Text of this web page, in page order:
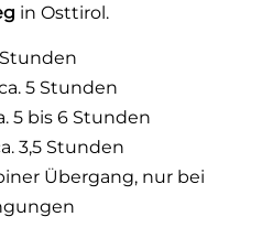
in Osttirol.
Stunden
5 Stunden
5 bis 6 Stunden
3,5 Stunden
Übergang, nur bei